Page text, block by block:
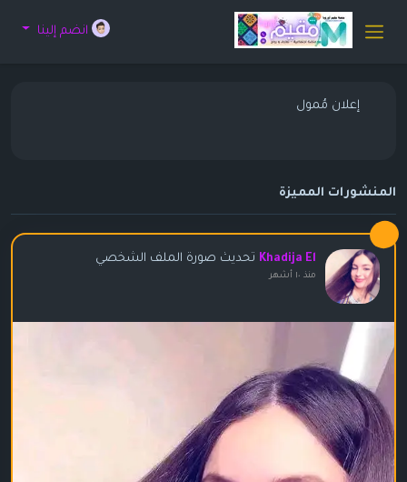
انضم إلينا
إعلان مُمول
المنشورات المميزة
Khadija El تحديث صورة الملف الشخصي
منذ ١٠ أشهر